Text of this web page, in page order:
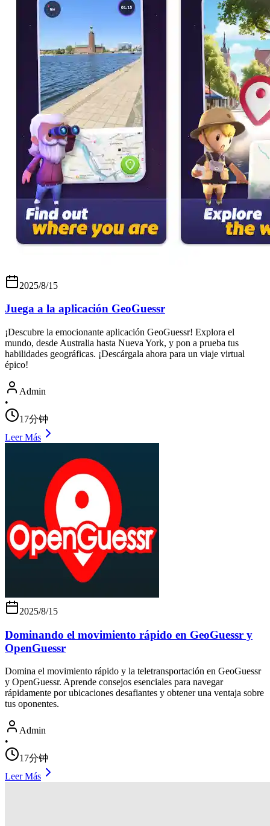
2025/8/15
Juega a la aplicación GeoGuessr
¡Descubre la emocionante aplicación GeoGuessr! Explora el
mundo, desde Australia hasta Nueva York, y pon a prueba tus
habilidades geográficas. ¡Descárgala ahora para un viaje virtual
épico!
Admin
•
17分钟
Leer Más
2025/8/15
Dominando el movimiento rápido en GeoGuessr y
OpenGuessr
Domina el movimiento rápido y la teletransportación en GeoGuessr
y OpenGuessr. Aprende consejos esenciales para navegar
rápidamente por ubicaciones desafiantes y obtener una ventaja sobre
tus oponentes.
Admin
•
17分钟
Leer Más